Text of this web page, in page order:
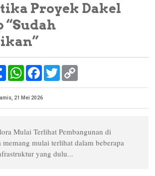
Proyek Dakel
“Sudah
e
W
s
A
b
o
w
e
i
21 Mei 2026
Mulai Terlihat Pembangunan di
mulai terlihat dalam beberapa
yang dulu...